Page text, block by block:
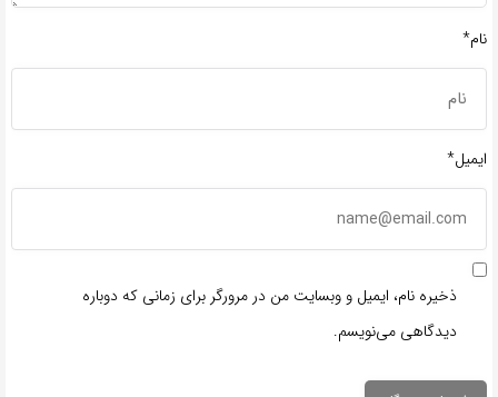
نام*
ایمیل*
ذخیره نام، ایمیل و وبسایت من در مرورگر برای زمانی که دوباره
دیدگاهی می‌نویسم.